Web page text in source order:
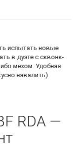
испытать новые
в дуэте с сквонк-
мехом. Удобная
навалить).
RDA —